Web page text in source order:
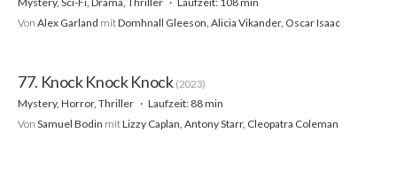
Von Alex Garland mitDomhnall Gleeson, Alicia Vikander, Oscar Isaac
77. Knock Knock Knock (2023)
Mystery, Horror, Thriller
Laufzeit: 88 min
Von Samuel Bodin mitLizzy Caplan, Antony Starr, Cleopatra Coleman